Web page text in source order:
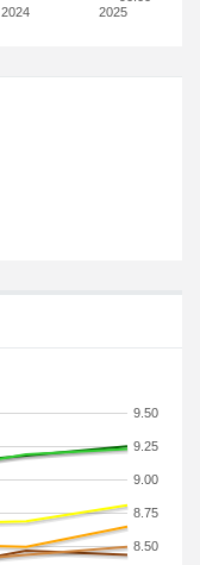
2024 2025
8.50
8.75
9.00
9.25
9.50